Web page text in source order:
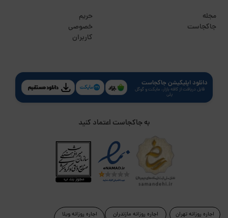
مجله
جاکجاست
حریم
خصوصی
کاربران
دانلود اپلیکیشن جاکجاست
قابل دریافت از کافه بازار، مایکت و گوگل
پلی
به جاکجاست اعتماد کنید
اجاره روزانه تهران اجاره روزانه مازندران
اجاره روزانه ویلا